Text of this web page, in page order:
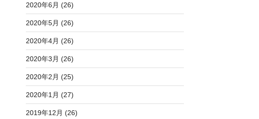
2020年6月 (26)
2020年5月 (26)
2020年4月 (26)
2020年3月 (26)
2020年2月 (25)
2020年1月 (27)
2019年12月 (26)